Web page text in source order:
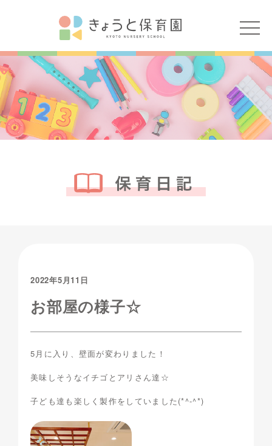
2022年5月11日
お部屋の様子☆
5月に入り、壁面が変わりました！
美味しそうなイチゴとアリさん達☆
子ども達も楽しく製作をしていました(*^-^*)